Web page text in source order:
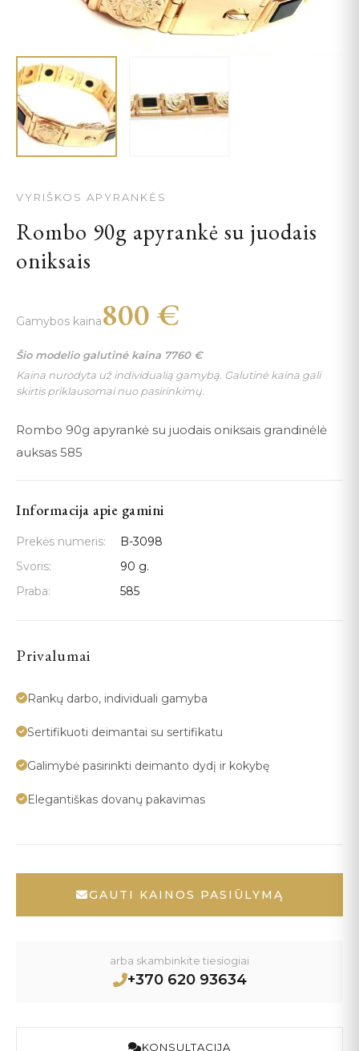
VYRIŠKOS APYRANKĖS
Rombo 90g apyrankė su juodais
oniksais
Gamybos kaina800 €
Šio modelio galutinė kaina 7760 €
Kaina nurodyta už individualią gamybą. Galutinė kaina gali
skirtis priklausomai nuo pasirinkimų.
Rombo 90g apyrankė su juodais oniksais grandinėlė
auksas 585
Informacija apie gamini
Prekės numeris:
B-3098
Svoris:
90 g.
Praba:
585
Privalumai
Rankų darbo, individuali gamyba
Sertifikuoti deimantai su sertifikatu
Galimybė pasirinkti deimanto dydį ir kokybę
Elegantiškas dovanų pakavimas
GAUTI KAINOS PASIŪLYMĄ
arba skambinkite tiesiogiai
+370 620 93634
KONSULTACIJA